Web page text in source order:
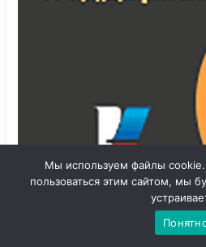
Мы используем файлы
пользоваться этим сайтом, мы
1
Чат с
администратором